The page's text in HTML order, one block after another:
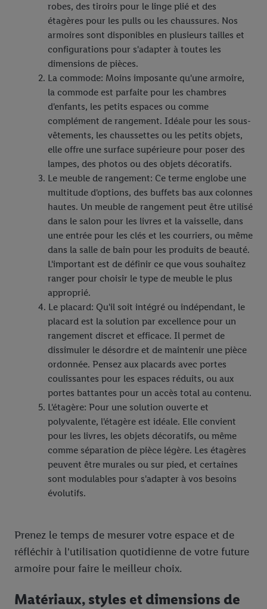
robes, des tiroirs pour le linge plié et des
étagères pour les pulls ou les chaussures. Nos
armoires sont disponibles en plusieurs tailles et
configurations pour s'adapter à toutes les
dimensions de pièces.
La commode: Moins imposante qu'une armoire,
la commode est parfaite pour les chambres
d'enfants, les petits espaces ou comme
complément de rangement. Idéale pour les sous-
vêtements, les chaussettes ou les petits objets,
elle offre une surface supérieure pour poser des
lampes, des photos ou des objets décoratifs.
Le meuble de rangement: Ce terme englobe une
multitude d'options, des buffets bas aux colonnes
hautes. Un meuble de rangement peut être utilisé
dans le salon pour les livres et la vaisselle, dans
une entrée pour les clés et les courriers, ou même
dans la salle de bain pour les produits de beauté.
L'important est de définir ce que vous souhaitez
ranger pour choisir le type de meuble le plus
approprié.
Le placard: Qu'il soit intégré ou indépendant, le
placard est la solution par excellence pour un
rangement discret et efficace. Il permet de
dissimuler le désordre et de maintenir une pièce
ordonnée. Pensez aux placards avec portes
coulissantes pour les espaces réduits, ou aux
portes battantes pour un accès total au contenu.
L'étagère: Pour une solution ouverte et
polyvalente, l'étagère est idéale. Elle convient
pour les livres, les objets décoratifs, ou même
comme séparation de pièce légère. Les étagères
peuvent être murales ou sur pied, et certaines
sont modulables pour s'adapter à vos besoins
évolutifs.
Prenez le temps de mesurer votre espace et de
réfléchir à l'utilisation quotidienne de votre future
armoire pour faire le meilleur choix.
Matériaux, styles et dimensions de